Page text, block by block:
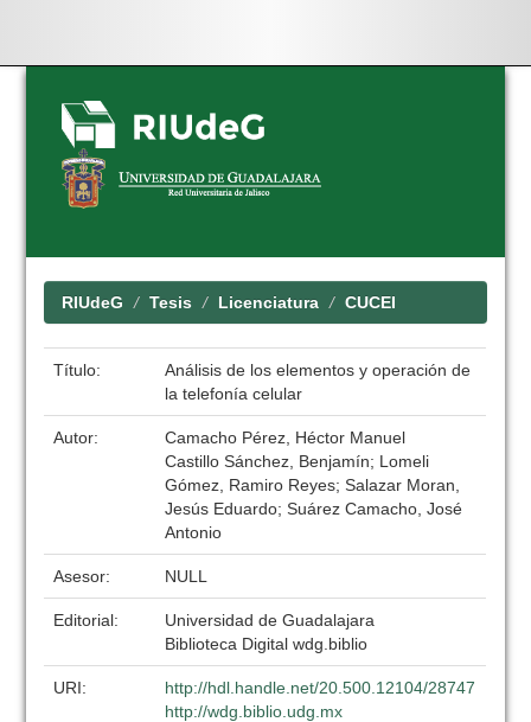
Skip
navigation
RIUdeG Tesis Licenciatura CUCEI
Título:
Análisis de los elementos y operación de
la telefonía celular
Autor:
Camacho Pérez, Héctor Manuel
Castillo Sánchez, Benjamín; Lomeli
Gómez, Ramiro Reyes; Salazar Moran,
Jesús Eduardo; Suárez Camacho, José
Antonio
Asesor: NULL
Editorial:
Universidad de Guadalajara
Biblioteca Digital wdg.biblio
URI:
http://hdl.handle.net/20.500.12104/28747
http://wdg.biblio.udg.mx